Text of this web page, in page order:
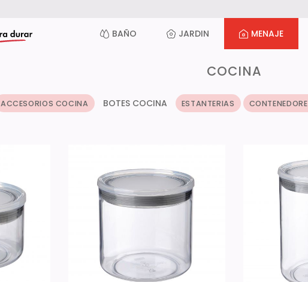
BAÑO JARDIN MENAJE
COCINA
ACCESORIOS COCINA BOTES COCINA ESTANTERIAS